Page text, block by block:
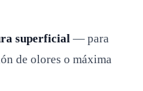
superficial — para
de olores o máxima